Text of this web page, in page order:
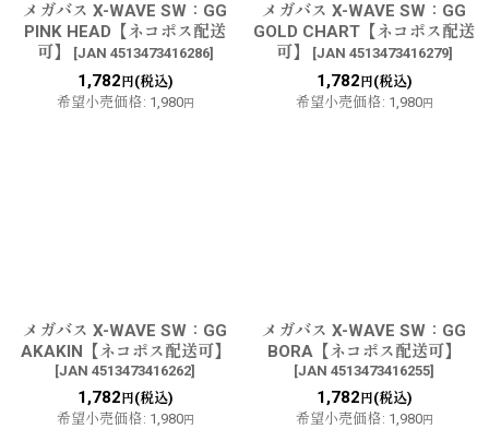
メガバス X-WAVE SW：GG
PINK HEAD【ネコポス配送
可】
[JAN 4513473416286]
1,782 円(税込)
希望小売価格: 1,980円
メガバス X-WAVE SW：GG
GOLD CHART【ネコポス配送
可】
[JAN 4513473416279]
1,782 円(税込)
希望小売価格: 1,980円
メガバス X-WAVE SW：GG
AKAKIN【ネコポス配送可】
[JAN 4513473416262]
1,782 円(税込)
希望小売価格: 1,980円
メガバス X-WAVE SW：GG
BORA【ネコポス配送可】
[JAN 4513473416255]
1,782 円(税込)
希望小売価格: 1,980円